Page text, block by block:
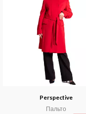
Perspective
Пальто